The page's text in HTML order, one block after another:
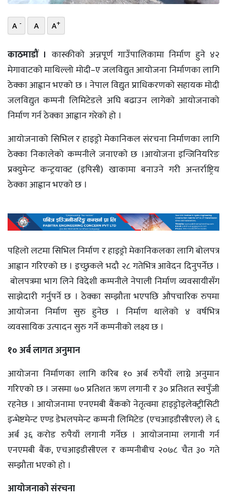
प्रोफाइल
ऊर्जा
विशेष
A - A A+
काठमाडौं । कास्कीको अन्नपूर्ण गाउँपालिकामा निर्माण हुने ४२
मेगावाटको माथिल्लो मोदी–ए जलविद्युत आयोजना निर्माणका लागि
ठेक्का आह्वान भएको छ । नेपाल विद्युत प्राधिकरणको सहायक मोदी
जलविद्युत कम्पनी लिमिटेडले अघि बढाउन लागेकाे आयोजनाको
निर्माण गर्न ठेक्का आह्वान गरेको हो ।
आयोजनाको सिभिल र हाइड्रो मेकानिकल संरचना निर्माणका लागि
ठेक्का निकालेको कम्पनीले जनाएकाे छ ।आयोजना इन्जिनियरिङ
प्रक्युमेन्ट कन्ट्रयाक्ट (इपिसी) खाकामा बनाउने गरी अन्तर्राष्ट्रिय
ठेक्का आह्वान भएकाे छ ।
पहिलो लटमा सिभिल निर्माण र हाइड्रो मेकानिकलका लागि बोलपत्र
आह्वान गरिएको छ । इच्छुकले भदौ २८ गतेभित्र आवेदन दिनुपर्नेछ ।
बोलपत्रमा भाग लिने विदेशी कम्पनीले नेपाली निर्माण व्यवसायीसँग
साझेदारी गर्नुपर्ने छ । ठेक्का सम्झौता भएपछि औपचारिक रुपमा
आयोजना निर्माण सुरु हुनेछ । निर्माण थालेको ४ वर्षभित्र
व्यवसायिक उत्पादन सुरु गर्ने कम्पनीको लक्ष्य छ ।
१० अर्ब लागत अनुमान
आयोजना निर्माणका लागि करिब १० अर्ब रुपैयाँ लाग्ने अनुमान
गरिएको छ । जसमा ७० प्रतिशत ऋण लगानी र ३० प्रतिशत स्वपुँजी
रहनेछ । आयोजनामा एनएमबी बैंकको नेतृत्वमा हाइड्रोइलेक्ट्रीसिटी
इन्भेष्टमेन्ट एण्ड डेभलपमेन्ट कम्पनी लिमिटेड (एचआइडीसीएल) ले ६
अर्ब ३६ करोड रुपैयाँ लगानी गर्नेछ । आयोजनामा लगानी गर्न
एनएमबी बैंक, एचआइडीसीएल र कम्पनीबीच २०७८ चैत ३० गते
सम्झौता भएको हो ।
आयोजनाको संरचना